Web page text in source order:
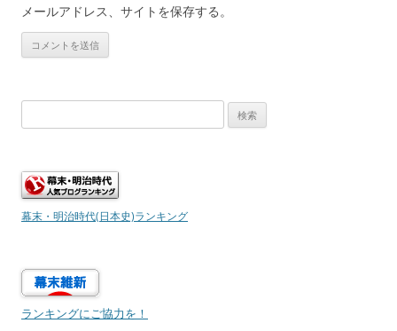
メールアドレス、サイトを保存する。
索:
幕末・明治時代(日本史)ランキング
ランキングにご協力を！